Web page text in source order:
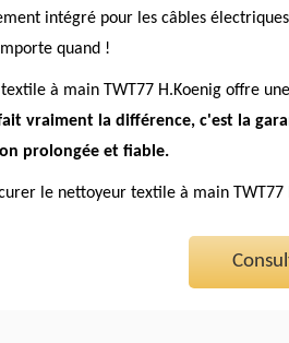
intégré pour les câbles
quand !
à main TWT77 H.Koenig offre
vraiment la différence, c'est la
prolongée et fiable.
le nettoyeur textile à main